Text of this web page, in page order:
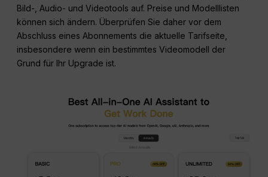
Bild-, Audio- und Videotools auf. Preise und Modelllisten
können sich ändern. Überprüfen Sie daher vor dem
Abschluss eines Abonnements die aktuelle Tarifseite,
insbesondere wenn ein bestimmtes Videomodell der
Grund für Ihr Upgrade ist.